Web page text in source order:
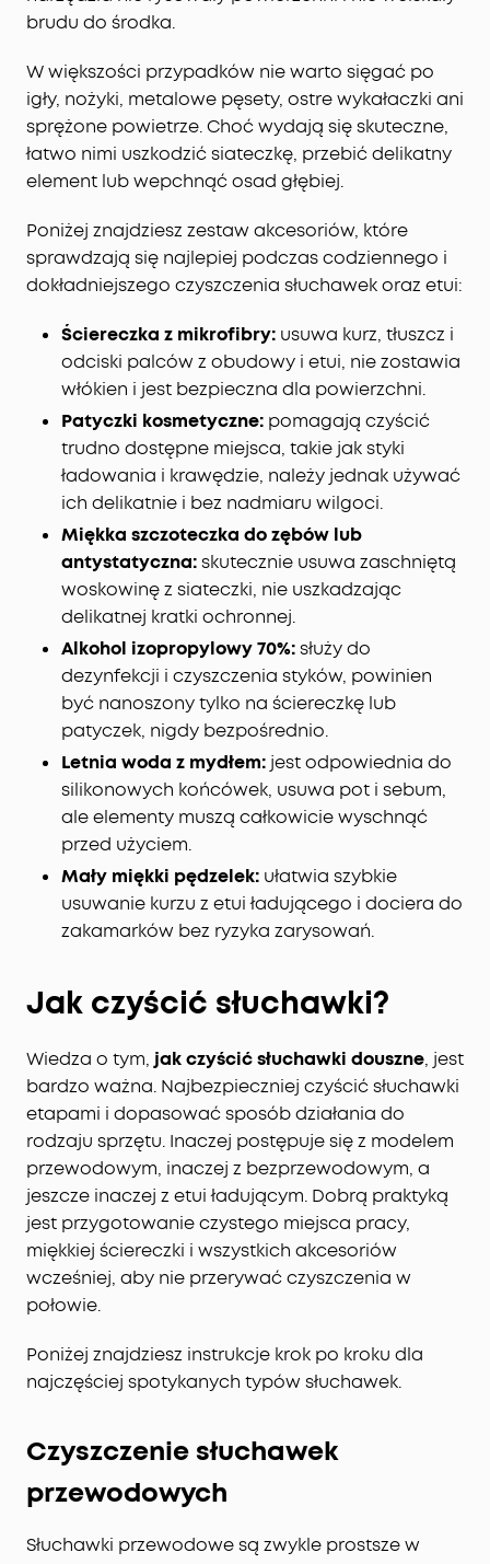
brudu do środka.
W większości przypadków nie warto sięgać po
igły, nożyki, metalowe pęsety, ostre wykałaczki ani
sprężone powietrze. Choć wydają się skuteczne,
łatwo nimi uszkodzić siateczkę, przebić delikatny
element lub wepchnąć osad głębiej.
Poniżej znajdziesz zestaw akcesoriów, które
sprawdzają się najlepiej podczas codziennego i
dokładniejszego czyszczenia słuchawek oraz etui:
Ściereczka z mikrofibry: usuwa kurz, tłuszcz i
odciski palców z obudowy i etui, nie zostawia
włókien i jest bezpieczna dla powierzchni.
Patyczki kosmetyczne: pomagają czyścić
trudno dostępne miejsca, takie jak styki
ładowania i krawędzie, należy jednak używać
ich delikatnie i bez nadmiaru wilgoci.
Miękka szczoteczka do zębów lub
antystatyczna:skutecznie usuwa zaschniętą
woskowinę z siateczki, nie uszkadzając
delikatnej kratki ochronnej.
Alkohol izopropylowy 70%:służy do
dezynfekcji i czyszczenia styków, powinien
być nanoszony tylko na ściereczkę lub
patyczek, nigdy bezpośrednio.
Letnia woda z mydłem: jest odpowiednia do
silikonowych końcówek, usuwa pot i sebum,
ale elementy muszą całkowicie wyschnąć
przed użyciem.
Mały miękki pędzelek: ułatwia szybkie
usuwanie kurzu z etui ładującego i dociera do
zakamarków bez ryzyka zarysowań.
Jak czyścić słuchawki?
Wiedza o tym, jak czyścić słuchawki douszne, jest
bardzo ważna. Najbezpieczniej czyścić słuchawki
etapami i dopasować sposób działania do
rodzaju sprzętu. Inaczej postępuje się z modelem
przewodowym, inaczej z bezprzewodowym, a
jeszcze inaczej z etui ładującym. Dobrą praktyką
jest przygotowanie czystego miejsca pracy,
miękkiej ściereczki i wszystkich akcesoriów
wcześniej, aby nie przerywać czyszczenia w
połowie.
Poniżej znajdziesz instrukcje krok po kroku dla
najczęściej spotykanych typów słuchawek.
Czyszczenie słuchawek
przewodowych
Słuchawki przewodowe są zwykle prostsze w